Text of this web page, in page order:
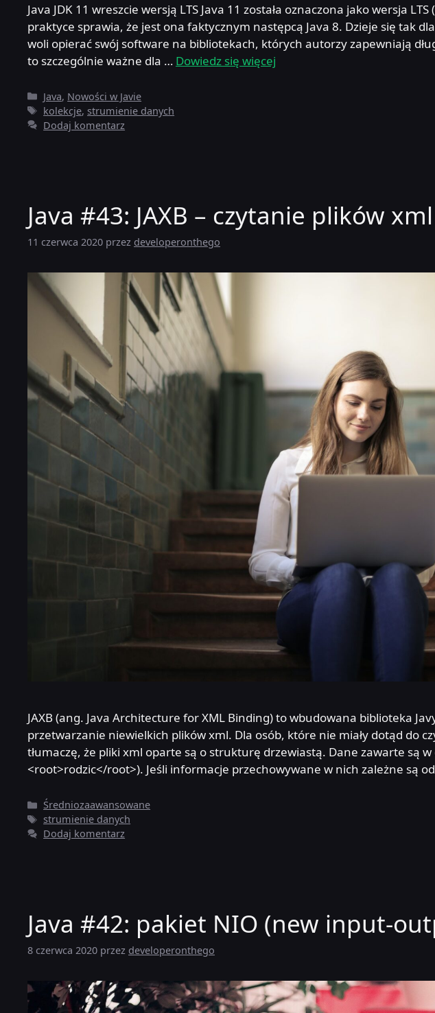
Java JDK 11 wreszcie wersją LTS Java 11 została oznaczona jako wersja
praktyce sprawia, że jest ona faktycznym następcą Java 8. Dzieje się tak
woli opierać swój software na bibliotekach, których autorzy zapewniają
to szczególnie ważne dla … Dowiedz się więcej
Kategorie
Java, Nowości w Javie
Tagi
kolekcje,strumienie danych
Dodaj komentarz
Java #43: JAXB – czytanie plików xml
11 czerwca 2020 przez developeronthego
JAXB (ang. Java Architecture for XML Binding) to wbudowana biblioteka
przetwarzanie niewielkich plików xml. Dla osób, które nie miały dotąd do
tłumaczę, że pliki xml oparte są o strukturę drzewiastą. Dane zawarte są
<root>rodzic</root>). Jeśli informacje przechowywane w nich zależne są
Kategorie
Średniozaawansowane
Tagi
strumienie danych
Dodaj komentarz
Java #42: pakiet NIO (new input-
8 czerwca 2020 przez developeronthego